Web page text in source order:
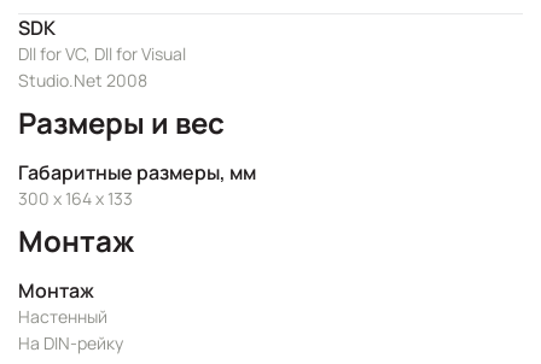
SDK
Dll for VC, Dll for Visual
Studio.Net 2008
Размеры и вес
Габаритные размеры, мм
300 x 164 x 133
Монтаж
Монтаж
Настенный
На DIN-рейку